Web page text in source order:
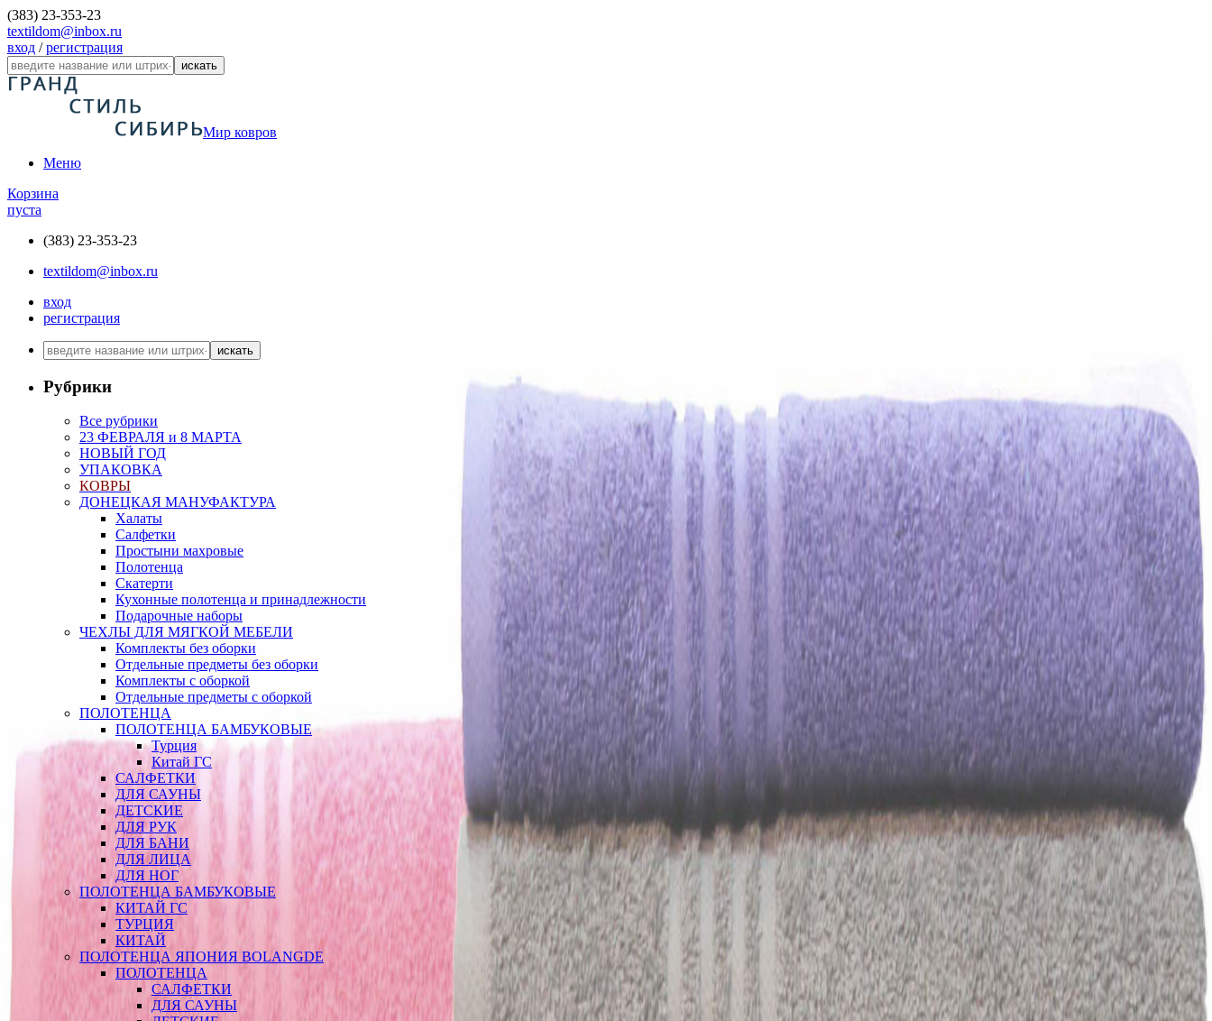
(383) 23-353-23
textildom@inbox.ru
вход /регистрация
искать
Мир ковров
Меню
Корзина
пуста
(383) 23-353-23
textildom@inbox.ru
вход
регистрация
искать
Рубрики
Все рубрики
23 ФЕВРАЛЯ и 8 МАРТА
НОВЫЙ ГОД
УПАКОВКА
КОВРЫ
ДОНЕЦКАЯ МАНУФАКТУРА
Халаты
Салфетки
Простыни махровые
Полотенца
Скатерти
Кухонные полотенца и принадлежности
Подарочные наборы
ЧЕХЛЫ ДЛЯ МЯГКОЙ МЕБЕЛИ
Комплекты без оборки
Отдельные предметы без оборки
Комплекты с оборкой
Отдельные предметы с оборкой
ПОЛОТЕНЦА
ПОЛОТЕНЦА БАМБУКОВЫЕ
Турция
Китай ГС
САЛФЕТКИ
ДЛЯ САУНЫ
ДЕТСКИЕ
ДЛЯ РУК
ДЛЯ БАНИ
ДЛЯ ЛИЦА
ДЛЯ НОГ
ПОЛОТЕНЦА БАМБУКОВЫЕ
КИТАЙ ГС
ТУРЦИЯ
КИТАЙ
ПОЛОТЕНЦА ЯПОНИЯ BOLANGDE
ПОЛОТЕНЦА
САЛФЕТКИ
ДЛЯ САУНЫ